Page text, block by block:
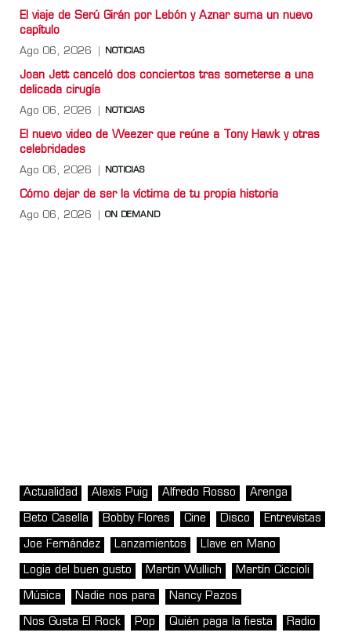
El viaje de Serú Girán por Lebón y Aznar suma un nuevo
capítulo
Ago 06, 2026 NOTICIAS
Joan Jett canceló dos conciertos tras someterse a una
delicada cirugía
Ago 06, 2026 NOTICIAS
El nuevo video de Weezer que reúne a Tony Hawk y otras
celebridades
Ago 06, 2026 NOTICIAS
Cómo dejar de ser la víctima de tu propia historia
Ago 06, 2026 ON DEMAND
Actualidad Alexis Puig Alfredo Rosso Arenga
Beto Casella Bobby Flores Cine Disco Entrevistas
Joe Fernández Lanzamientos Llave en Mano
Logia del buen gusto Martin Wullich Martín Ciccioli
Música Nadie nos para Nancy Pazos
Nos Gusta El Rock Pop Quién paga la fiesta Radio